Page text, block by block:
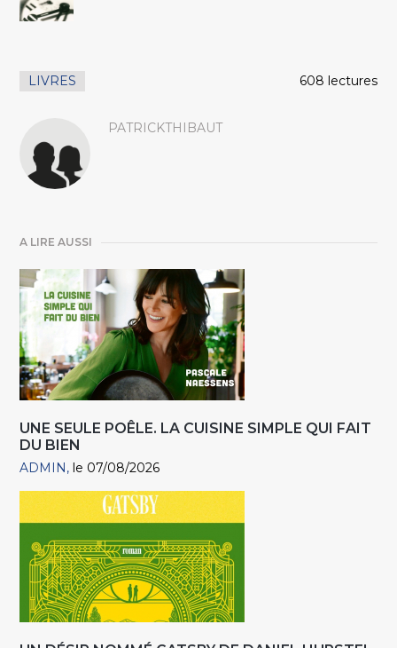
LIVRES 608 lectures
PATRICKTHIBAUT
A LIRE AUSSI
UNE SEULE POÊLE. LA CUISINE SIMPLE QUI FAIT
DU BIEN
ADMIN le 07/08/2026